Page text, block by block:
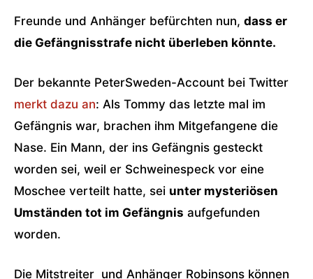
Freunde und Anhänger befürchten nun, dass er
die Gefängnisstrafe nicht überleben könnte.
Der bekannte PeterSweden-Account bei Twitter
merkt dazu an: Als Tommy das letzte mal im
Gefängnis war, brachen ihm Mitgefangene die
Nase. Ein Mann, der ins Gefängnis gesteckt
worden sei, weil er Schweinespeck vor eine
Moschee verteilt hatte, sei unter mysteriösen
Umständen tot im Gefängnis aufgefunden
worden.
Die Mitstreiter und Anhänger Robinsons können